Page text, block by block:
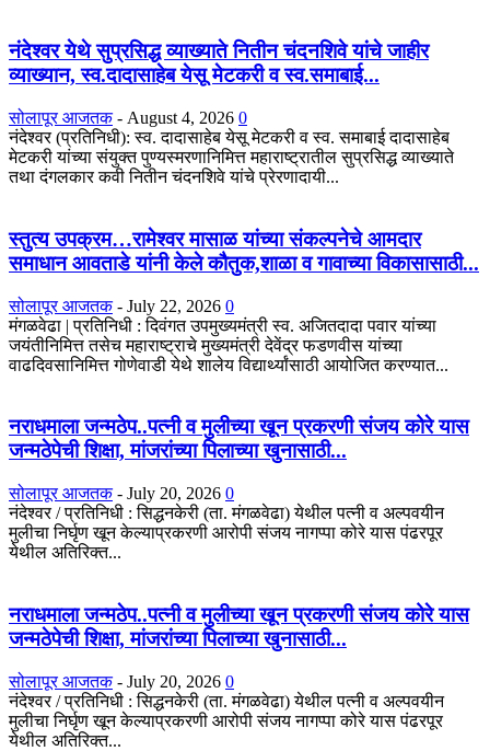
नंदेश्वर येथे सुप्रसिद्ध व्याख्याते नितीन चंदनशिवे यांचे जाहीर
व्याख्यान, स्व.दादासाहेब येसू मेटकरी व स्व.समाबाई...
सोलापूर आजतक - August 4, 2026 0
नंदेश्वर (प्रतिनिधी): स्व. दादासाहेब येसू मेटकरी व स्व. समाबाई दादासाहेब
मेटकरी यांच्या संयुक्त पुण्यस्मरणानिमित्त महाराष्ट्रातील सुप्रसिद्ध व्याख्याते
तथा दंगलकार कवी नितीन चंदनशिवे यांचे प्रेरणादायी...
स्तुत्य उपक्रम…रामेश्वर मासाळ यांच्या संकल्पनेचे आमदार
समाधान आवताडे यांनी केले कौतुक,शाळा व गावाच्या विकासासाठी...
सोलापूर आजतक - July 22, 2026 0
मंगळवेढा | प्रतिनिधी : दिवंगत उपमुख्यमंत्री स्व. अजितदादा पवार यांच्या
जयंतीनिमित्त तसेच महाराष्ट्राचे मुख्यमंत्री देवेंद्र फडणवीस यांच्या
वाढदिवसानिमित्त गोणेवाडी येथे शालेय विद्यार्थ्यांसाठी आयोजित करण्यात...
नराधमाला जन्मठेप..पत्नी व मुलीच्या खून प्रकरणी संजय कोरे यास
जन्मठेपेची शिक्षा, मांजरांच्या पिलाच्या खुनासाठी...
सोलापूर आजतक - July 20, 2026 0
नंदेश्वर / प्रतिनिधी : सिद्धनकेरी (ता. मंगळवेढा) येथील पत्नी व अल्पवयीन
मुलीचा निर्घृण खून केल्याप्रकरणी आरोपी संजय नागप्पा कोरे यास पंढरपूर
येथील अतिरिक्त...
नराधमाला जन्मठेप..पत्नी व मुलीच्या खून प्रकरणी संजय कोरे यास
जन्मठेपेची शिक्षा, मांजरांच्या पिलाच्या खुनासाठी...
सोलापूर आजतक - July 20, 2026 0
नंदेश्वर / प्रतिनिधी : सिद्धनकेरी (ता. मंगळवेढा) येथील पत्नी व अल्पवयीन
मुलीचा निर्घृण खून केल्याप्रकरणी आरोपी संजय नागप्पा कोरे यास पंढरपूर
येथील अतिरिक्त...